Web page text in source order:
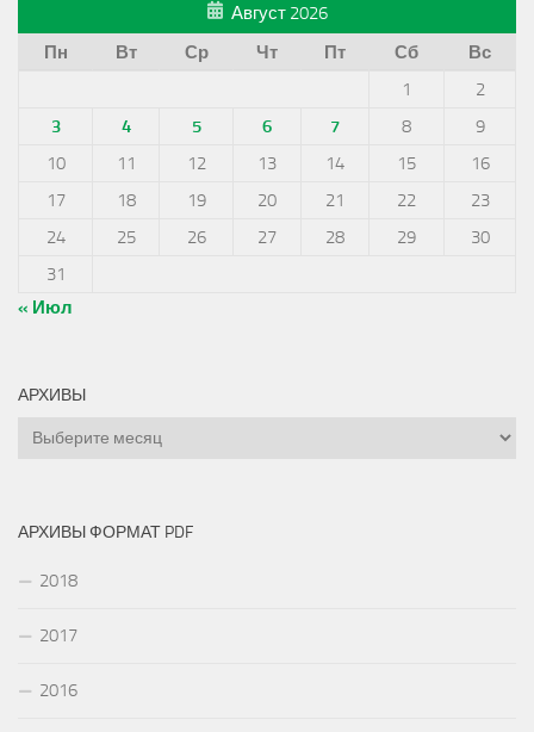
Август 2026
Пн
Вт Ср Чт Пт Сб
Вс
1
2
3
4 5 6 7 8
9
10
11 12 13 14 15
16
17
18 19 20 21 22
23
24
25 26 27 28 29
30
31
« Июл
АРХИВЫ
Архивы
АРХИВЫ ФОРМАТ PDF
2018
2017
2016